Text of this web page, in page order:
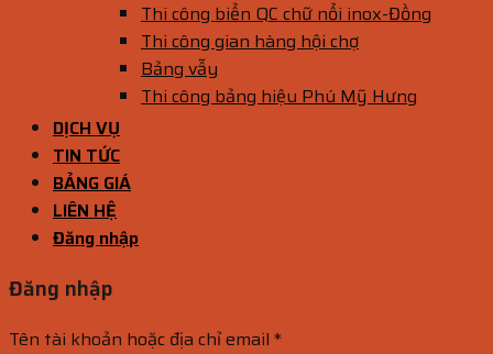
Thi công biển QC chữ nổi inox-Đồng
Thi công gian hàng hội chợ
Bảng vẫy
Thi công bảng hiệu Phú Mỹ Hưng
DỊCH VỤ
TIN TỨC
BẢNG GIÁ
LIÊN HỆ
Đăng nhập
Đăng nhập
Tên tài khoản hoặc địa chỉ email *